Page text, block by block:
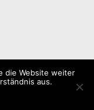
die Website weiter
aus.